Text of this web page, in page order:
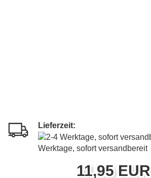
Lieferzeit:
Werktage, sofort versandbereit
11,95 EUR